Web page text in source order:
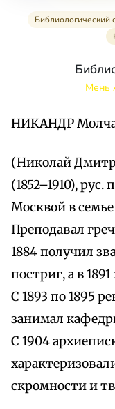
Библиологический
Мень
НИКАНДР
(Николай
(1852–1910), рус.
Москвой в
Преподавал
1884 получил
постриг, а в
С 1893 по 1895
занимал
С 1904
скромности и